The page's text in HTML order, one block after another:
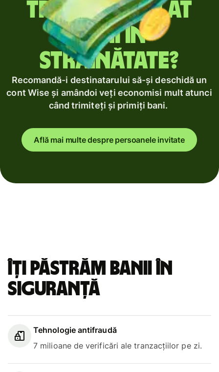
Trimiți regulat
bani în
străinătate?
Recomandă-i destinatarului să-și deschidă un
cont Wise și amândoi veți economisi mult atunci
când trimiteți și primiți bani.
Află mai multe despre persoanele invitate
Îți păstrăm banii în
siguranță
Tehnologie antifraudă
7 milioane de verificări ale tranzacțiilor pe zi.